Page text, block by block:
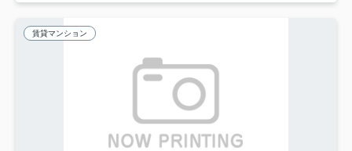
賃貸マンション